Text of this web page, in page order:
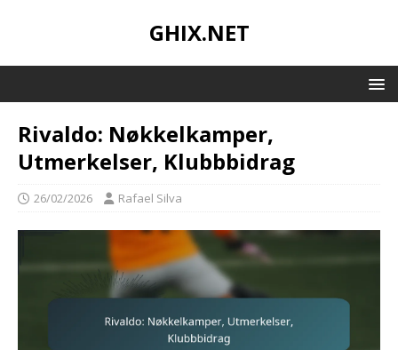
GHIX.NET
Rivaldo: Nøkkelkamper,
Utmerkelser, Klubbbidrag
26/02/2026 Rafael Silva